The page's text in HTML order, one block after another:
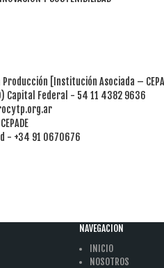
[Institución Asociada –
Capital Federal - 54 11 4382 9636
- +34 91 0670676
NAVEGACION
INICIO
NOSOTROS